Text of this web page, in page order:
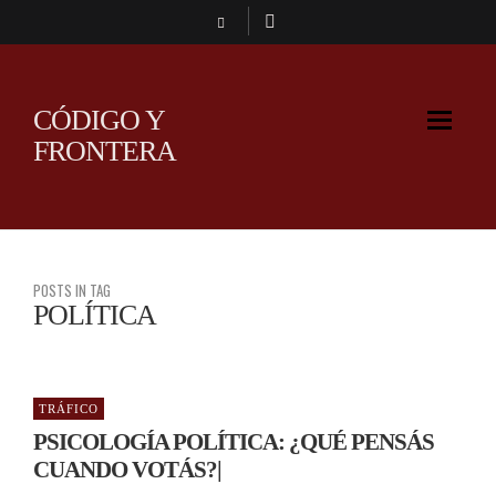
CÓDIGO Y
FRONTERA
POSTS IN TAG
POLÍTICA
TRÁFICO
PSICOLOGÍA POLÍTICA: ¿QUÉ PENSÁS
CUANDO VOTÁS?|